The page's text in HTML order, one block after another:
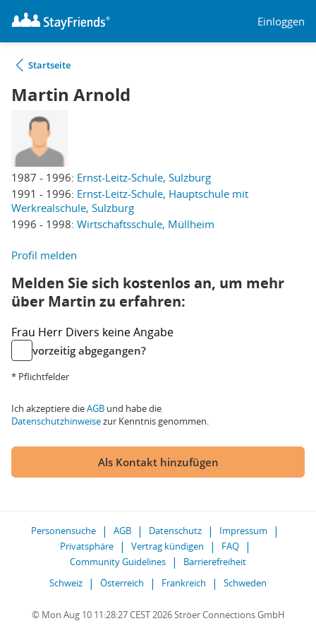
Einloggen
Startseite
Martin Arnold
1987 - 1996: Ernst-Leitz-Schule, Sulzburg
1991 - 1996: Ernst-Leitz-Schule, Hauptschule mit
Werkrealschule, Sulzburg
1996 - 1998: Wirtschaftsschule, Müllheim
Profil melden
Melden Sie sich kostenlos an, um mehr
über Martin zu erfahren:
Frau Herr Divers keine Angabe
vorzeitig abgegangen?
* Pflichtfelder
Ich akzeptiere dieAGB und habe die
Datenschutzhinweisezur Kenntnis genommen.
Als Kontakt hinzufügen
Personensuche AGB Datenschutz
Impressum
Privatsphäre
Vertrag kündigen
FAQ
Community Guidelines
Barrierefreiheit
Schweiz
Österreich Frankreich Schweden
© Mon Aug 10 11:28:27 CEST 2026 Ströer Connections GmbH